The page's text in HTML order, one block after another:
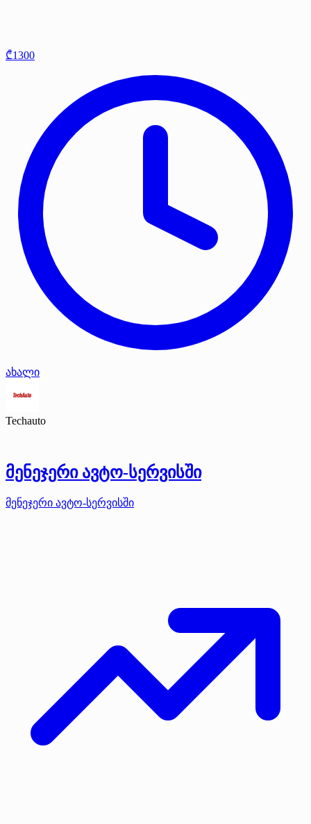
₾1300
ახალი
Techauto
მენეჯერი ავტო-სერვისში
მენეჯერი ავტო-სერვისში